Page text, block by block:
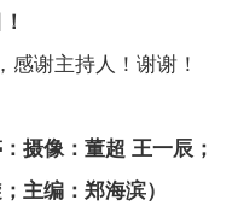
感谢主持人！谢谢！
摄像：董超 王一辰；
主编：郑海滨）